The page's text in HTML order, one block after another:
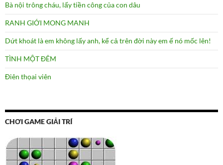
Bà nội trông cháu, lấy tiền công của con dâu
RANH GIỚI MONG MANH
Dứt khoát là em không lấy anh, kể cả trên đời này em ế nó mốc lên!
TÌNH MỘT ĐÊM
Điên thọai viên
CHƠI GAME GIẢI TRÍ